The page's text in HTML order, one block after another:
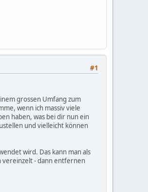
#1
grossen Umfang zum
wenn ich massiv viele
haben, was bei dir nun ein
und vielleicht können
wird. Das kann man als
vereinzelt - dann entfernen